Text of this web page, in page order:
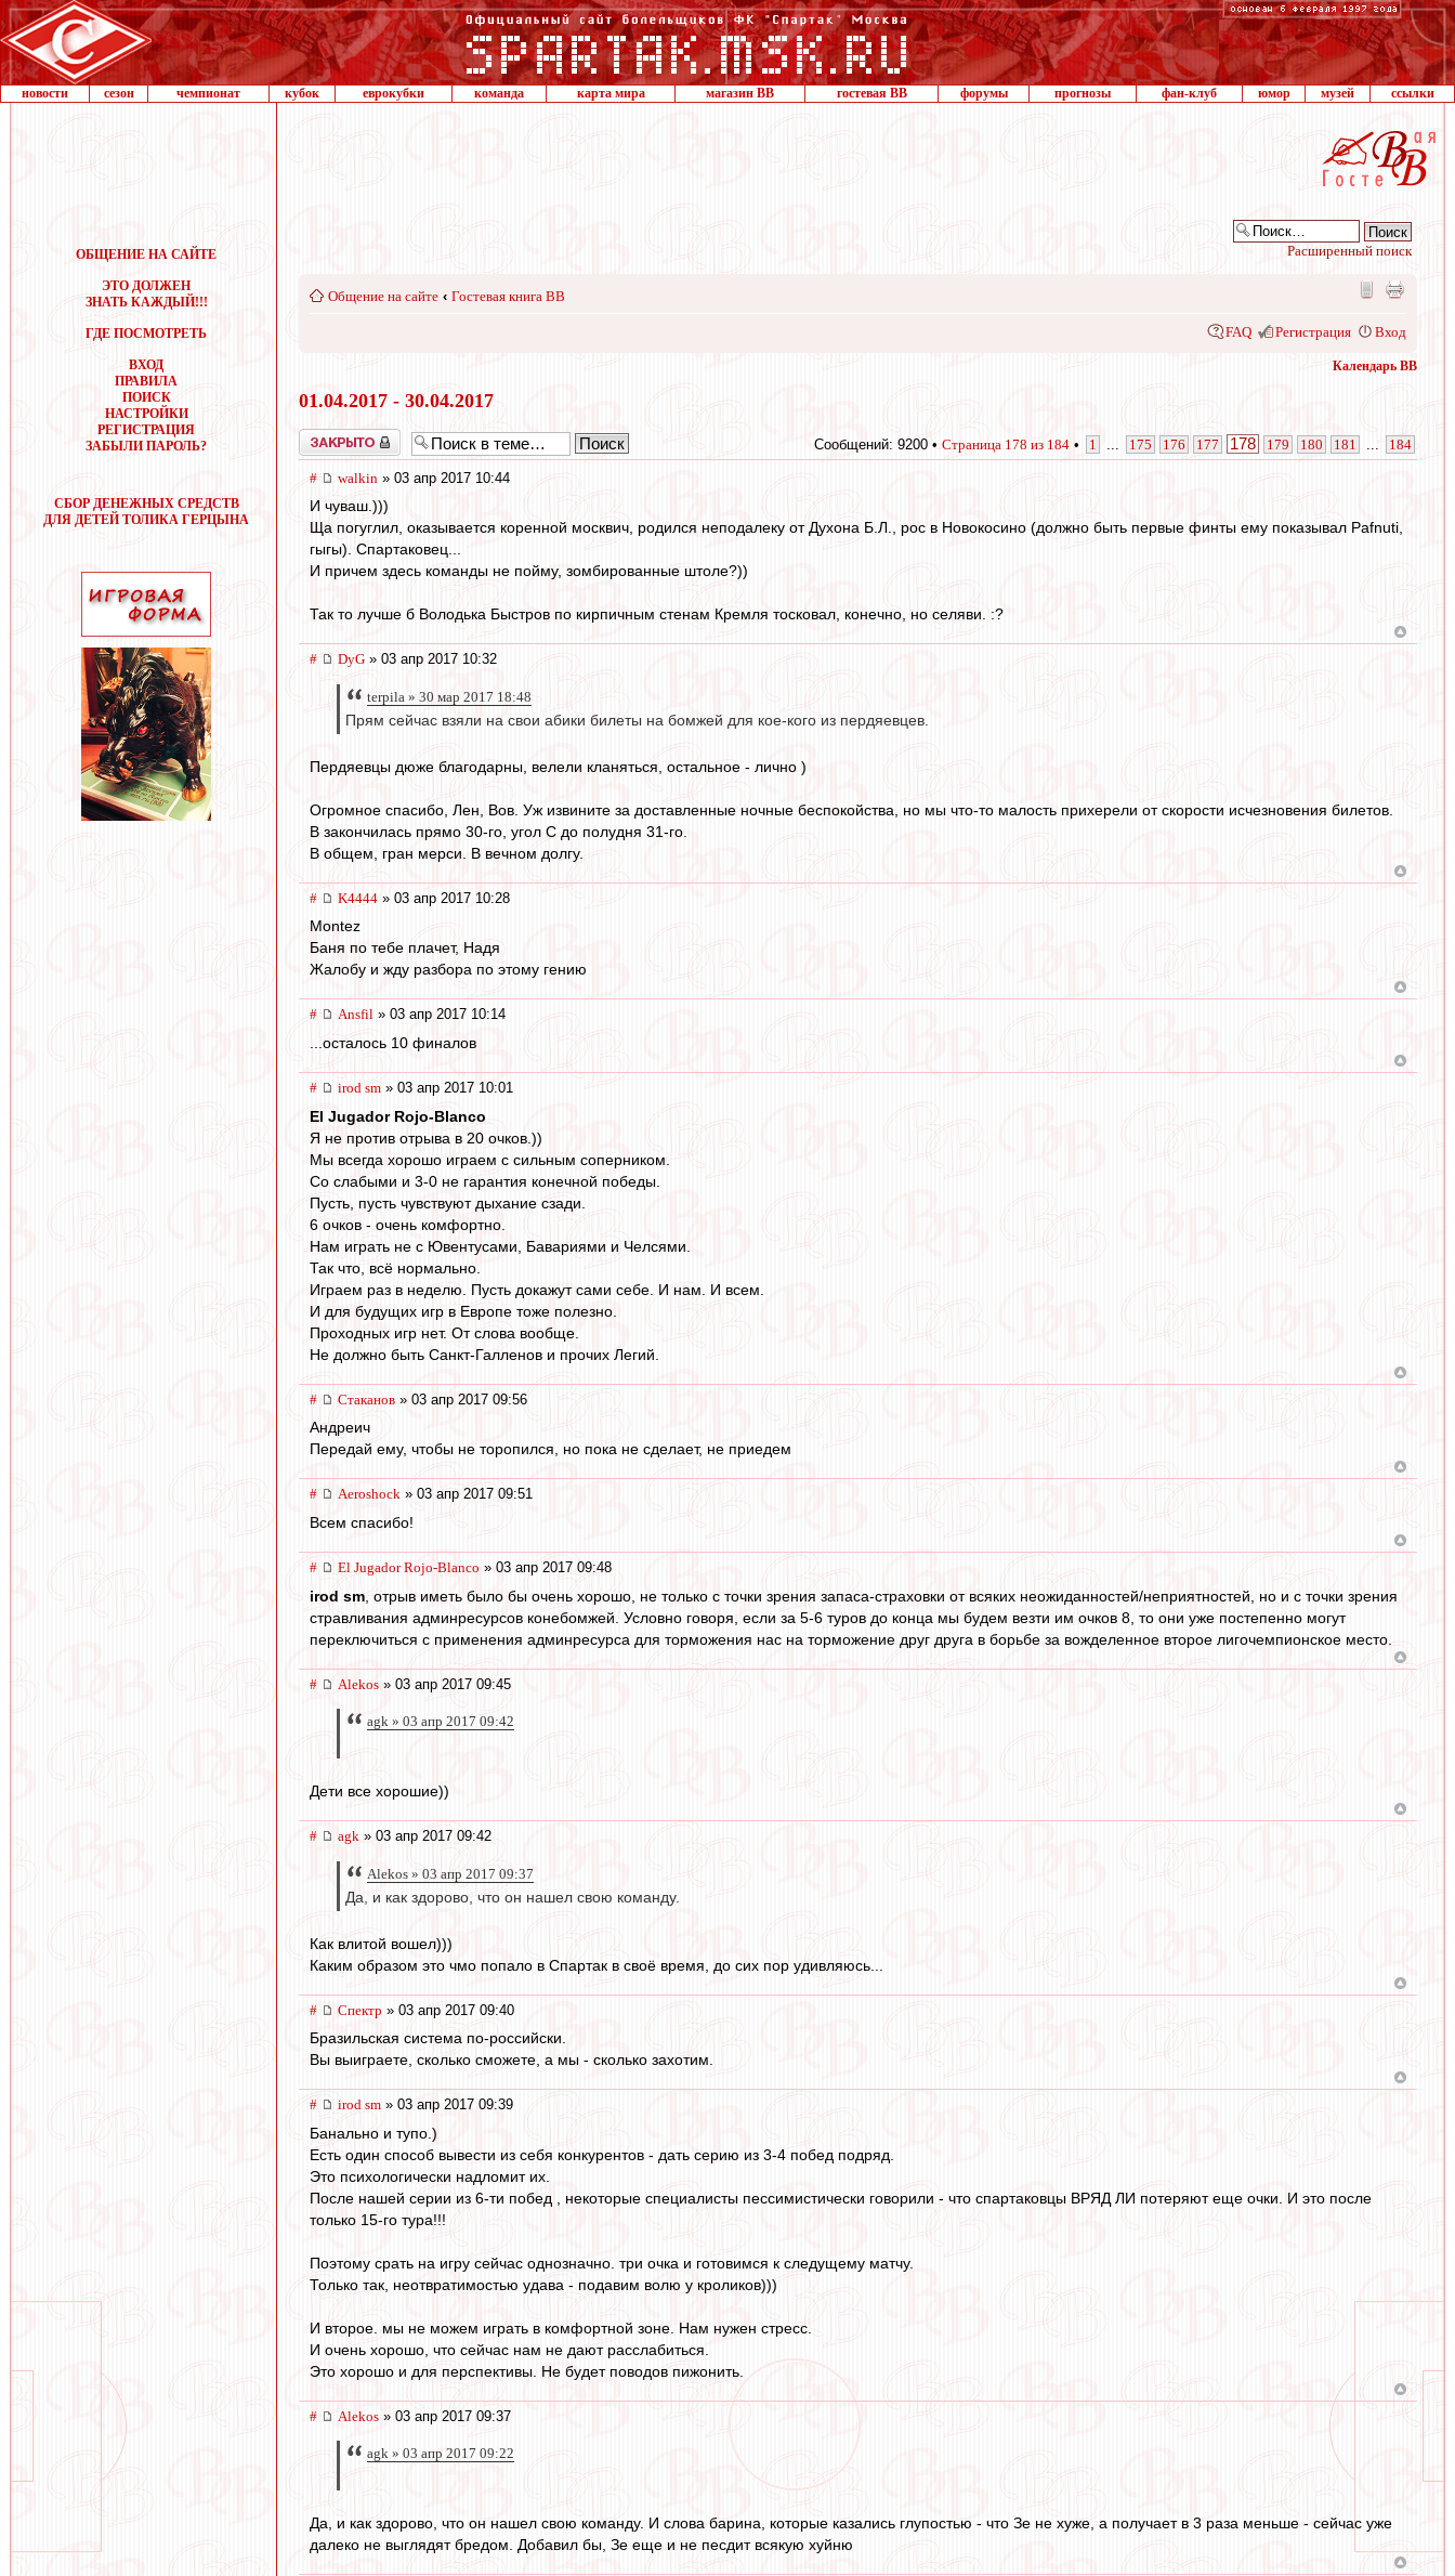
новости сезон чемпионат кубок еврокубки команда карта мира магазин ВВ гостевая ВВ форумы прогнозы фан-клуб юмор музей ссылки
ОБЩЕНИЕ НА САЙТЕ
ЭТО ДОЛЖЕН
ЗНАТЬ КАЖДЫЙ!!!
ГДЕ ПОСМОТРЕТЬ
ВХОД
ПРАВИЛА
ПОИСК
НАСТРОЙКИ
РЕГИСТРАЦИЯ
ЗАБЫЛИ ПАРОЛЬ?
СБОР ДЕНЕЖНЫХ СРЕДСТВ
ДЛЯ ДЕТЕЙ ТОЛИКА ГЕРЦЫНА
Расширенный поиск
Общение на сайте ‹ Гостевая книга ВВ
FAQ Регистрация Вход
Календарь ВВ
01.04.2017 - 30.04.2017
Закрыто Сообщений: 9200 • Страница 178 из 184 • 1 175 176 177 178 179 180 181 184
# walkin » 03 апр 2017 10:44
И чуваш.)))
Ща погуглил, оказывается коренной москвич, родился неподалеку от Духона Б.Л., рос в Новокосино (должно быть первые финты ему показывал Pafnuti,
гыгы). Спартаковец...
И причем здесь команды не пойму, зомбированные штоле?))
Так то лучше б Володька Быстров по кирпичным стенам Кремля тосковал, конечно, но селяви. :?
# DyG » 03 апр 2017 10:32
terpila » 30 мар 2017 18:48
Прям сейчас взяли на свои абики билеты на бомжей для кое-кого из пердяевцев.
Пердяевцы дюже благодарны, велели кланяться, остальное - лично )
Огромное спасибо, Лен, Вов. Уж извините за доставленные ночные беспокойства, но мы что-то малость прихерели от скорости исчезновения билетов.
В закончилась прямо 30-го, угол С до полудня 31-го.
В общем, гран мерси. В вечном долгу.
# K4444 » 03 апр 2017 10:28
Montez
Баня по тебе плачет, Надя
Жалобу и жду разбора по этому гению
# Ansfil » 03 апр 2017 10:14
...осталось 10 финалов
# irod sm » 03 апр 2017 10:01
El Jugador Rojo-Blanco
Я не против отрыва в 20 очков.))
Мы всегда хорошо играем с сильным соперником.
Со слабыми и 3-0 не гарантия конечной победы.
Пусть, пусть чувствуют дыхание сзади.
6 очков - очень комфортно.
Нам играть не с Ювентусами, Бавариями и Челсями.
Так что, всё нормально.
Играем раз в неделю. Пусть докажут сами себе. И нам. И всем.
И для будущих игр в Европе тоже полезно.
Проходных игр нет. От слова вообще.
Не должно быть Санкт-Галленов и прочих Легий.
# Cтаканов » 03 апр 2017 09:56
Андреич
Передай ему, чтобы не торопился, но пока не сделает, не приедем
# Aeroshock » 03 апр 2017 09:51
Всем спасибо!
# El Jugador Rojo-Blanco » 03 апр 2017 09:48
irod sm , отрыв иметь было бы очень хорошо, не только с точки зрения запаса-страховки от всяких неожиданностей/неприятностей, но и с точки зрения
стравливания админресурсов конебомжей. Условно говоря, если за 5-6 туров до конца мы будем везти им очков 8, то они уже постепенно могут
переключиться с применения админресурса для торможения нас на торможение друг друга в борьбе за вожделенное второе лигочемпионское место.
# Alekos » 03 апр 2017 09:45
agk » 03 апр 2017 09:42
Дети все хорошие))
# agk » 03 апр 2017 09:42
Alekos » 03 апр 2017 09:37
Да, и как здорово, что он нашел свою команду.
Как влитой вошел)))
Каким образом это чмо попало в Спартак в своё время, до сих пор удивляюсь...
# Спектр » 03 апр 2017 09:40
Бразильская система по-российски.
Вы выиграете, сколько сможете, а мы - сколько захотим.
# irod sm » 03 апр 2017 09:39
Банально и тупо.)
Есть один способ вывести из себя конкурентов - дать серию из 3-4 побед подряд.
Это психологически надломит их.
После нашей серии из 6-ти побед , некоторые специалисты пессимистически говорили - что спартаковцы ВРЯД ЛИ потеряют еще очки. И это после
только 15-го тура!!!
Поэтому срать на игру сейчас однозначно. три очка и готовимся к следущему матчу.
Только так, неотвратимостью удава - подавим волю у кроликов)))
И второе. мы не можем играть в комфортной зоне. Нам нужен стресс.
И очень хорошо, что сейчас нам не дают расслабиться.
Это хорошо и для перспективы. Не будет поводов пижонить.
# Alekos » 03 апр 2017 09:37
agk » 03 апр 2017 09:22
Да, и как здорово, что он нашел свою команду. И слова барина, которые казались глупостью - что Зе не хуже, а получает в 3 раза меньше - сейчас уже
далеко не выглядят бредом. Добавил бы, Зе еще и не песдит всякую хуйню